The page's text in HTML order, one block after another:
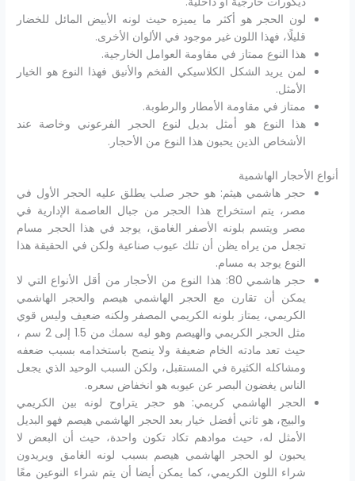
لون الحجر هو أكثر ما يميزه حيث لونه الأبيض المائل للخضار
قليلًا، فهذا اللون غير موجود في الألوان الأخرى.
هذا النوع ممتاز في مقاومة العوامل الخارجية.
لمن يريد الشكل الكلاسيكي الفخم والأنيق فهذا النوع هو الخيار
الأمثل.
ممتاز في مقاومة الأمطار والرطوبة.
هذا النوع هو أمثل بديل لنوع الحجر الفرعوني وخاصة عند
الأشخاص الذين يحبون هذا النوع من الأحجار.
أنواع الأحجار الهاشمية
حجر هاشمي هيثم: هو حجر صلب يطلق عليه الحجر الأول في
مصر، يتم استخراج هذا الحجر من جبال العاصمة الإدارية في
مصر ويتسم بلونه الأصفر الغامق، يوجد في هذا الحجر مسام
تجعل من يراه يظن أن تلك عيوب صناعية ولكن في الحقيقة هذا
النوع يوجد به مسام.
حجر هاشمي 80: هذا النوع من الأحجار من أقل الأنواع التي لا
يمكن أن تقارن مع الحجر الهاشمي هيصم والحجر الهاشمي
الكريمي، يمتاز بلونه الكريمي المصفر ولكنه ضعيف وليس قوي
مثل الحجر الكريمي والهيصم وهو ليه سمك من 1.5 إلى 2 سم ،
حيث تعد مادته الخام ضعيفة ولا ينصح باستخدامه بسبب ضعفه
ومشاكله الكثيرة في المستقبل، ولكن السبب الوحيد الذي يجعل
الناس يغضون البصر عن عيوبه هو انخفاض سعره.
الحجر الهاشمي كريمي: هو حجر يتراوح لونه بين الكريمي
والبيج، هو ثاني أفضل خيار بعد الحجر الهاشمي هيصم فهو البديل
الأمثل له، حيث موادهم تكاد تكون واحدة، حيث أن البعض لا
يحبون لو الحجر الهاشمي هيصم بسبب لونه الغامق ويريدون
شراء اللون الكريمي، كما يمكن أيضا أن يتم شراء النوعين معًا